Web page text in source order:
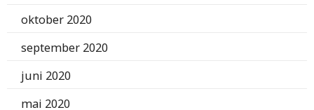
oktober 2020
september 2020
juni 2020
mai 2020